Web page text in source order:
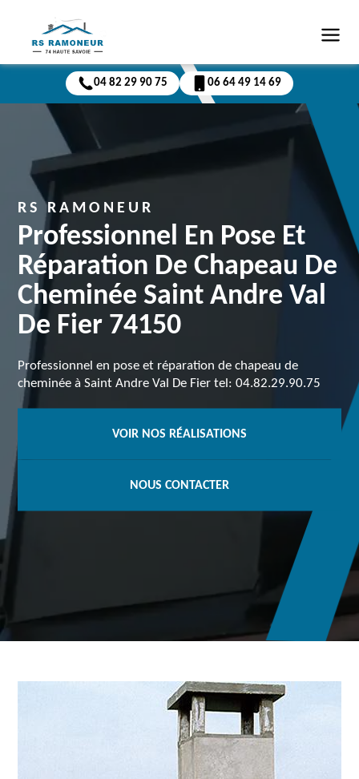
04 82 29 90 75 06 64 49 14 69
RS RAMONEUR
Professionnel En Pose Et
Réparation De Chapeau De
Cheminée Saint Andre Val
De Fier 74150
Professionnel en pose et réparation de chapeau de
cheminée à Saint Andre Val De Fier tel: 04.82.29.90.75
VOIR NOS RÉALISATIONS
NOUS CONTACTER